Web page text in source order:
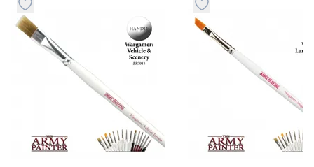
Dugme za dodavanje stvari u kategoriju omiljeno
Dugme za dodavanje